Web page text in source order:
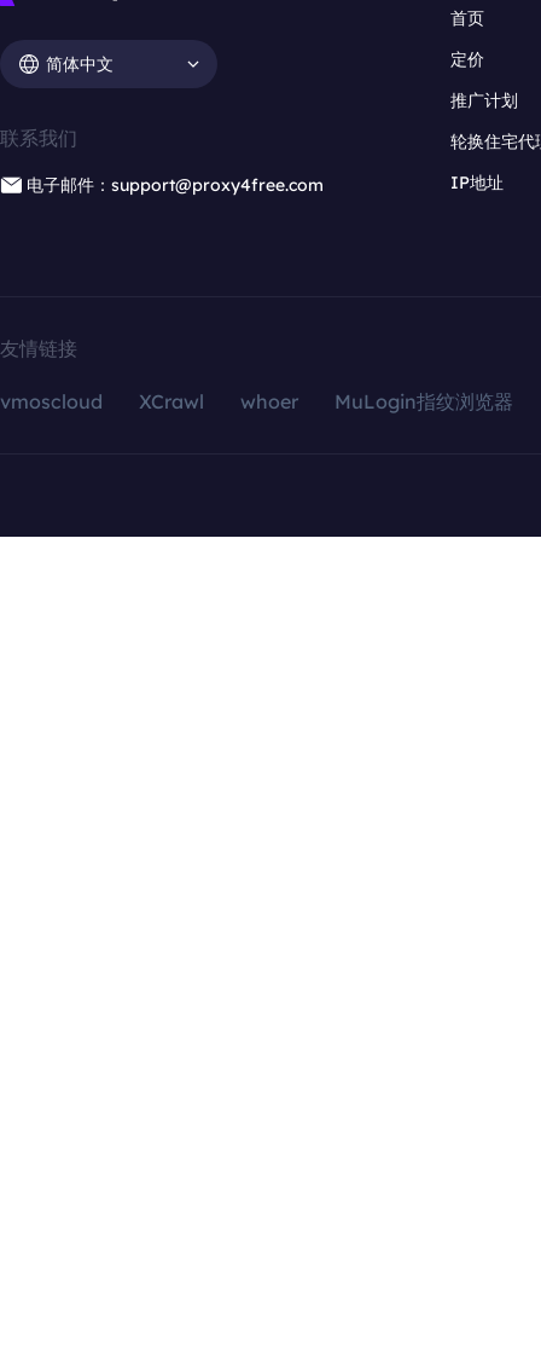
简体中文
联系我们
电子邮件：support@proxy4free.com
首页
定价
推广计划
轮换住宅代
IP地址
友情链接
vmoscloud XCrawl whoer MuLogin指纹浏览器